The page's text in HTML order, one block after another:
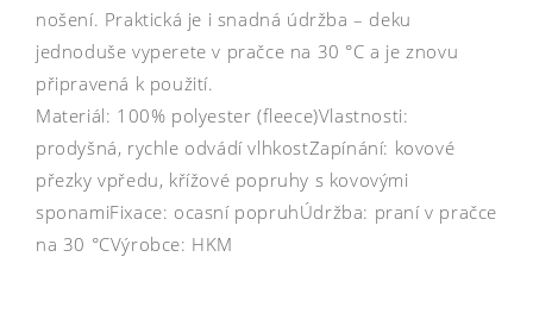
nošení. Praktická je i snadná údržba – deku
jednoduše vyperete v pračce na 30 °C a je znovu
připravená k použití.
Materiál: 100% polyester (fleece)Vlastnosti:
prodyšná, rychle odvádí vlhkostZapínání: kovové
přezky vpředu, křížové popruhy s kovovými
sponamiFixace: ocasní popruhÚdržba: praní v pračce
na 30 °CVýrobce: HKM